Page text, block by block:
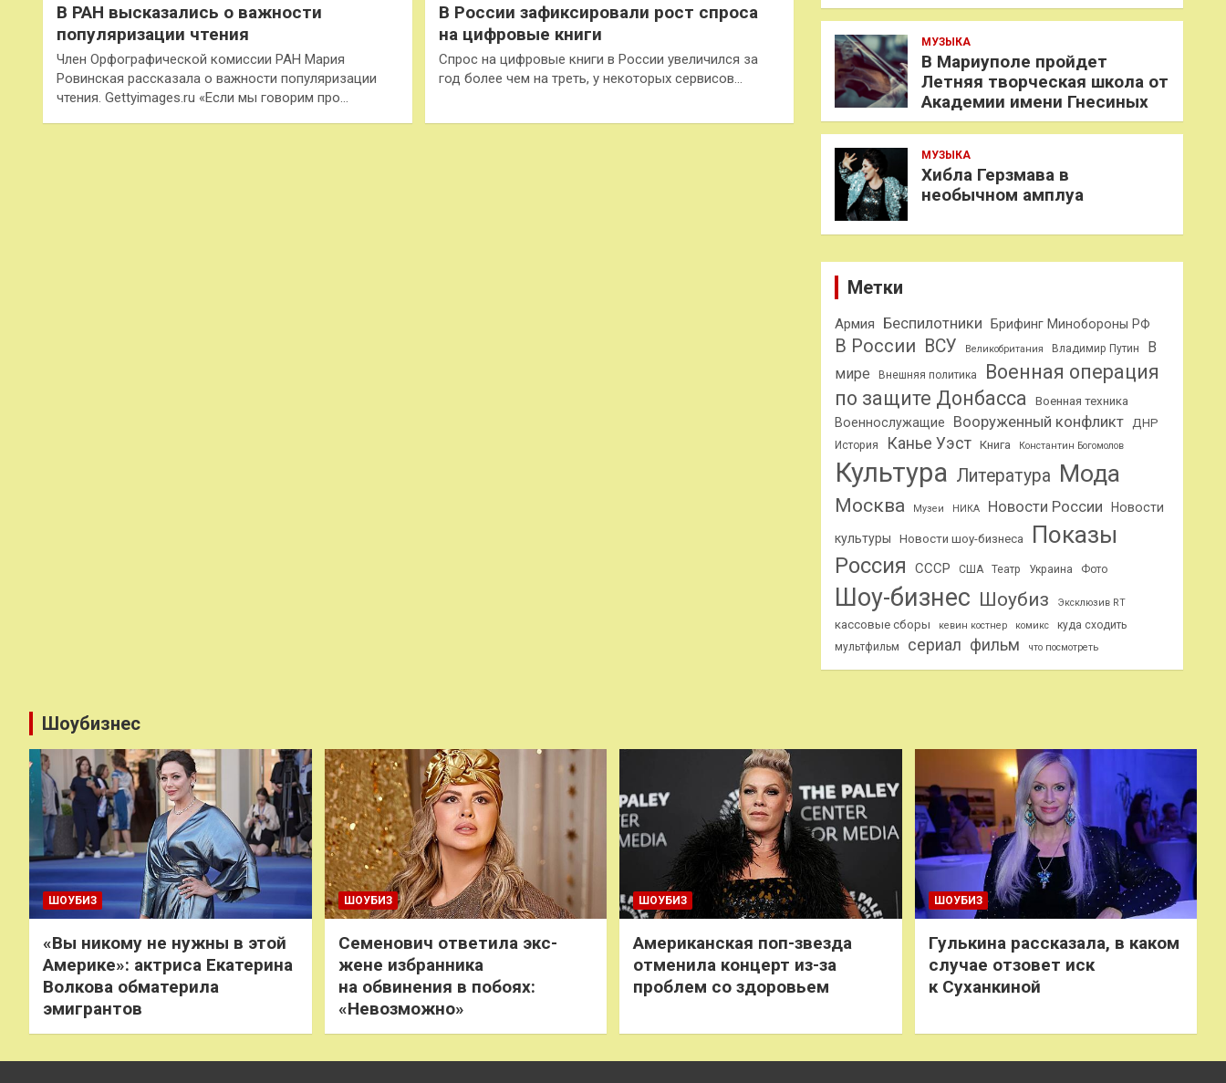
В РАН высказались о важности
популяризации чтения
Член Орфографической комиссии РАН Мария
Ровинская рассказала о важности популяризации
чтения. Gettyimages.ru «Если мы говорим про…
В России зафиксировали рост спроса
на цифровые книги
Спрос на цифровые книги в России увеличился за
год более чем на треть, у некоторых сервисов…
МУЗЫКА
В Мариуполе пройдет
Летняя творческая школа от
Академии имени Гнесиных
МУЗЫКА
Хибла Герзмава в
необычном амплуа
Метки
Армия Беспилотники Брифинг Минобороны РФ
В России ВСУ Великобритания Владимир Путин
В
мире
Внешняя политика
Военная операция
по защите Донбасса
Военная техника
Военнослужащие Вооруженный конфликт ДНР
История Канье Уэст Книга Константин Богомолов
Культура Литература Мода
Москва Музеи НИКА Новости России Новости
культуры Новости шоу-бизнеса Показы
Россия СССР США Театр Украина Фото
Шоу-бизнес Шоубиз Эксклюзив RT
кассовые сборы кевин костнер комикс
куда сходить
мультфильм
сериал фильм что посмотреть
Шоубизнес
ШОУБИЗ
«Вы никому не нужны в этой
Америке»: актриса Екатерина
Волкова обматерила
эмигрантов
ШОУБИЗ
Семенович ответила экс-
жене избранника
на обвинения в побоях:
«Невозможно»
ШОУБИЗ
Американская поп-звезда
отменила концерт из-за
проблем со здоровьем
ШОУБИЗ
Гулькина рассказала, в каком
случае отзовет иск
к Суханкиной